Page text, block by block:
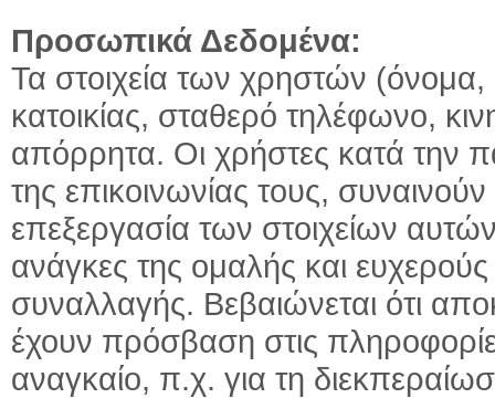
Προσωπικά Δεδομένα:
Τα στοιχεία των χρηστών (όνομα,
κατοικίας, σταθερό τηλέφωνο,
απόρρητα. Οι χρήστες κατά την
της επικοινωνίας τους,
επεξεργασία των στοιχείων
ανάγκες της ομαλής και
συναλλαγής. Βεβαιώνεται ότι
έχουν πρόσβαση στις
αναγκαίο, π.χ. για τη